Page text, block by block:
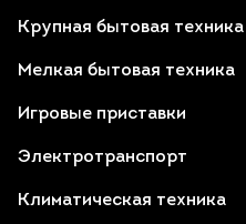
Крупная бытовая техника
Мелкая бытовая техника
Игровые приставки
Электротранспорт
Климатическая техника